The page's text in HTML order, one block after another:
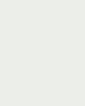
verwenden